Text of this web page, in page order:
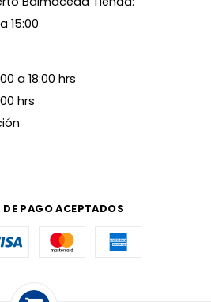
15:00
a 18:00 hrs
hrs
PAGO ACEPTADOS